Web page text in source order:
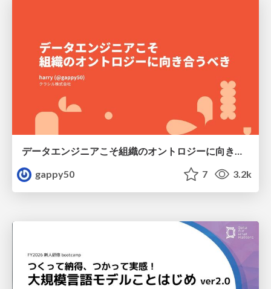
gappy50
7 3.2k